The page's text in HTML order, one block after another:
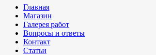
Главная
Магазин
Галерея работ
Вопросы и ответы
Контакт
Статьи